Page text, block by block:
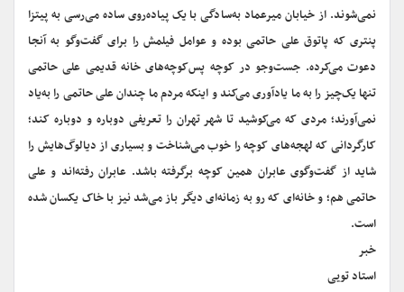
نمی‌شوند. از خیابان میرعماد به‌سادگی با یک پیاده‌روی ساده می‌رسی به پیتزا
پنتری که پاتوق علی حاتمی بوده و عوامل فیلمش را برای گفت‌و‌گو به آنجا
دعوت می‌کرده. جست‌و‌جو در کوچه پس‌کوچه‌های خانه قدیمی علی حاتمی
تنها یک‌چیز را به ما یادآوری می‌‌کند و اینکه مردم ما چندان علی حاتمی را به‌یاد
نمی‌آورند؛ مردی که می‌کوشید تا شهر تهران را تعریفی دوباره و دوباره کند؛
کارگردانی که لهجه‌های کوچه را خوب می‌شناخت و بسیاری از دیالوگ‌هایش را
شاید از گفت‌و‌گوی عابران همین کوچه برگرفته باشد. عابران رفته‌اند و علی
حاتمی هم؛ و خانه‌ای که رو به زمانه‌ای دیگر باز می‌شد نیز با خاک یکسان شده
است.
خبر
استاد تویی